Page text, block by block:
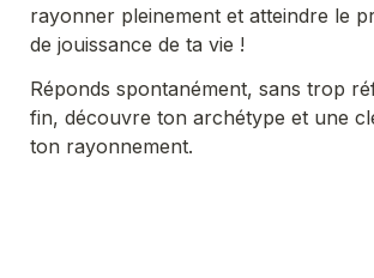
rayonner pleinement et atteindre le
de jouissance de ta vie !
Réponds spontanément, sans trop
fin, découvre ton archétype et une
ton rayonnement.